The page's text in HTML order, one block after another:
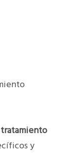
tratamiento
y